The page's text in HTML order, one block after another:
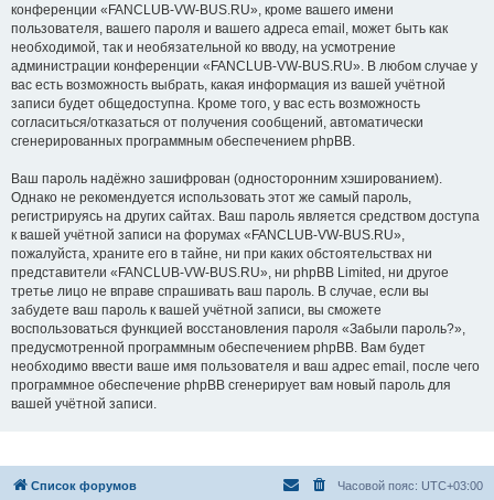
конференции «FANCLUB-VW-BUS.RU», кроме вашего имени
пользователя, вашего пароля и вашего адреса email, может быть как
необходимой, так и необязательной ко вводу, на усмотрение
администрации конференции «FANCLUB-VW-BUS.RU». В любом случае у
вас есть возможность выбрать, какая информация из вашей учётной
записи будет общедоступна. Кроме того, у вас есть возможность
согласиться/отказаться от получения сообщений, автоматически
сгенерированных программным обеспечением phpBB.
Ваш пароль надёжно зашифрован (односторонним хэшированием).
Однако не рекомендуется использовать этот же самый пароль,
регистрируясь на других сайтах. Ваш пароль является средством доступа
к вашей учётной записи на форумах «FANCLUB-VW-BUS.RU»,
пожалуйста, храните его в тайне, ни при каких обстоятельствах ни
представители «FANCLUB-VW-BUS.RU», ни phpBB Limited, ни другое
третье лицо не вправе спрашивать ваш пароль. В случае, если вы
забудете ваш пароль к вашей учётной записи, вы сможете
воспользоваться функцией восстановления пароля «Забыли пароль?»,
предусмотренной программным обеспечением phpBB. Вам будет
необходимо ввести ваше имя пользователя и ваш адрес email, после чего
программное обеспечение phpBB сгенерирует вам новый пароль для
вашей учётной записи.
Список форумов Часовой пояс: UTC+03:00